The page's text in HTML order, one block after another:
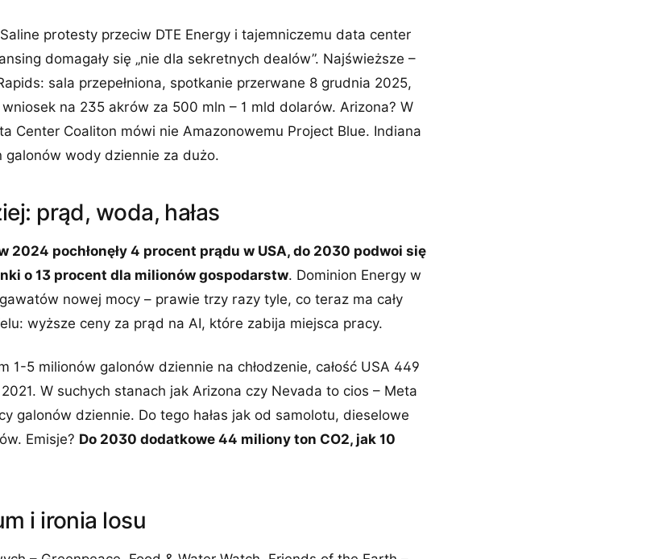
protesty przeciw DTE Energy i tajemniczemu data center
domagały się „nie dla sekretnych dealów”. Najświeższe –
sala przepełniona, spotkanie przerwane 8 grudnia 2025,
na 235 akrów za 500 mln – 1 mld dolarów. Arizona? W
Center Coaliton mówi nie Amazonowemu Project Blue. Indiana
galonów wody dziennie za dużo.
prąd, woda, hałas
2024 pochłonęły 4 procent prądu w USA, do 2030 podwoi się
o 13 procent dla milionów gospodarstw. Dominion Energy w
nowej mocy – prawie trzy razy tyle, co teraz ma cały
wyższe ceny za prąd na AI, które zabija miejsca pracy.
1-5 milionów galonów dziennie na chłodzenie, całość USA 449
W suchych stanach jak Arizona czy Nevada to cios – Meta
galonów dziennie. Do tego hałas jak od samolotu, dieselowe
Emisje? Do 2030 dodatkowe 44 miliony ton CO2, jak 10
i ironia losu